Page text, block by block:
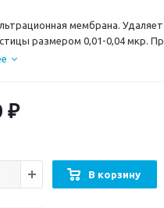
мембрана.
размером 0,01-0,04 мкр.
Имеет выходы для быстрого
₽
В корзину